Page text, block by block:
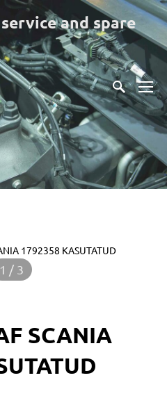
and spare
1792358 KASUTATUD
1 / 3
SCANIA